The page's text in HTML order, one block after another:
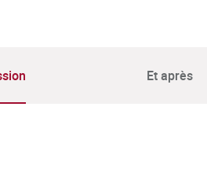
Et après